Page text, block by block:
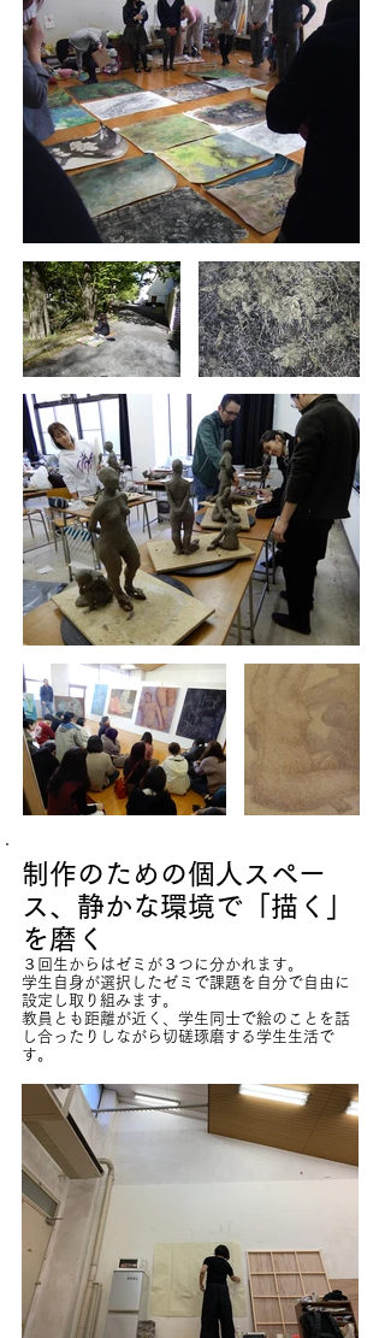
制作のための個人スペー
ス、静かな環境で「描く」
を磨く
３回生からはゼミが３つに分かれます。
学生自身が選択したゼミで課題を自分で自由に
設定し取り組みます。
教員とも距離が近く、学生同士で絵のことを話
し合ったりしながら切磋琢磨する学生生活で
す。